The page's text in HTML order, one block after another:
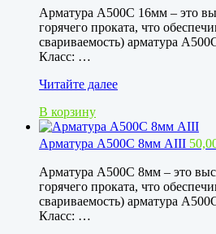
Арматура А500С 16мм – это
горячего проката, что
свариваемость) арматура
Класс: …
Арматура
16мм
АIII
Читайте далее
В корзину
Арматура А500С 8мм АIII
Арматура А500С 8мм – это
горячего проката, что
свариваемость) арматура
Класс: …